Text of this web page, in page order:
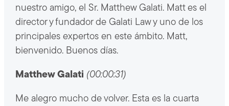
nuestro amigo, el Sr. Matthew Galati. Matt es el
director y fundador de Galati Law y uno de los
principales expertos en este ámbito. Matt,
bienvenido. Buenos días.
Matthew Galati (00:00:31)
Me alegro mucho de volver. Esta es la cuarta